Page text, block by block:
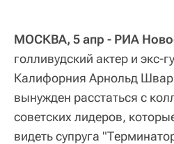
МОСКВА, 5 апр - РИА
голливудский актер и экс-
Калифорния Арнольд
вынужден расстаться с
советских лидеров,
видеть супруга